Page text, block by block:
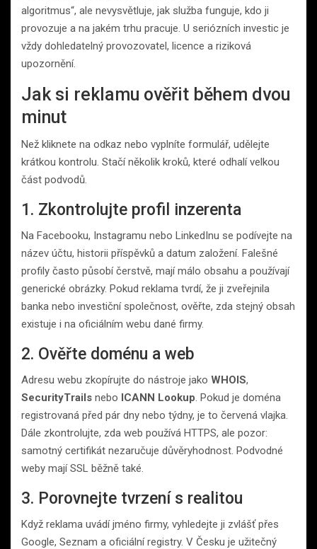
algoritmus“, ale nevysvětluje, jak služba funguje, kdo ji
provozuje a na jakém trhu pracuje. U seriózních investic je
vždy dohledatelný provozovatel, licence a riziková
upozornění.
Jak si reklamu ověřit během dvou
minut
Než kliknete na odkaz nebo vyplníte formulář, udělejte
krátkou kontrolu. Stačí několik kroků, které odhalí velkou
část podvodů.
1. Zkontrolujte profil inzerenta
Na Facebooku, Instagramu nebo LinkedInu se podívejte na
název účtu, historii příspěvků a datum založení. Falešné
profily často působí čerstvě, mají málo obsahu a používají
generické obrázky. Pokud reklama tvrdí, že ji zveřejnila
banka nebo investiční společnost, ověřte, zda stejný obsah
existuje i na oficiálním webu dané firmy.
2. Ověřte doménu a web
Adresu webu zkopírujte do nástroje jako WHOIS,
SecurityTrails nebo ICANN Lookup. Pokud je doména
registrovaná před pár dny nebo týdny, je to červená vlajka.
Dále zkontrolujte, zda web používá HTTPS, ale pozor:
samotný certifikát nezaručuje důvěryhodnost. Podvodné
weby mají SSL běžně také.
3. Porovnejte tvrzení s realitou
Když reklama uvádí jméno firmy, vyhledejte ji zvlášť přes
Google, Seznam a oficiální registry. V Česku je užitečný